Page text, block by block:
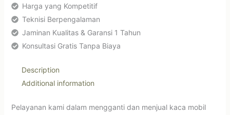
Harga yang Kompetitif
Teknisi Berpengalaman
Jaminan Kualitas & Garansi 1 Tahun
Konsultasi Gratis Tanpa Biaya
Description
Additional information
Pelayanan kami dalam mengganti dan menjual kaca mobil